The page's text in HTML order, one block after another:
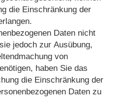
die Einschränkung der
Daten nicht
jedoch zur Ausübung,
von
haben Sie das
die Einschränkung der
Daten zu